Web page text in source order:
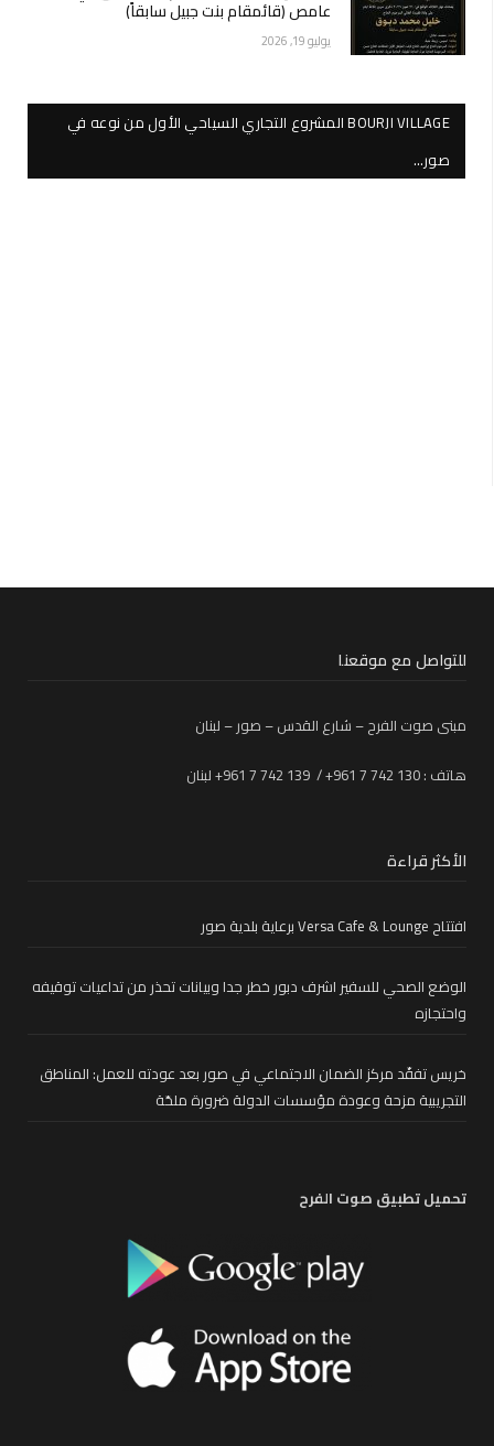
عامص (قائمقام بنت جبيل سابقاً)
يوليو 19, 2026
BOURJI VILLAGE المشروع التجاري السياحي الأول من نوعه في
صور…
للتواصل مع موقعنا
مبنى صوت الفرح – شارع القدس – صور – لبنان
هاتف : 130 742 7 961+ / 139 742 7 961+ لبنان
الأكثر قراءة
افتتاح Versa Cafe & Lounge برعاية بلدية صور
الوضع الصحي للسفير اشرف دبور خطر جدا وبيانات تحذر من تداعيات توقيفه
واحتجازه
خريس تفقّد مركز الضمان الاجتماعي في صور بعد عودته للعمل: المناطق
التجريبية مزحة وعودة مؤسسات الدولة ضرورة ملحّة
تحميل تطبيق صوت الفرح